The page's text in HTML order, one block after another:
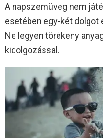
A napszemüveg nem
esetében egy-két dolgot
Ne legyen törékeny
kidolgozással.